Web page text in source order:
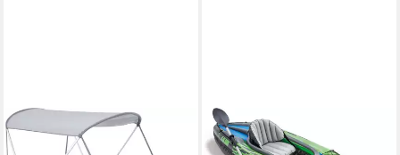
INTEX
Sonnensegel Boat Canopy
INTEX
Einerkajak Challenger K1